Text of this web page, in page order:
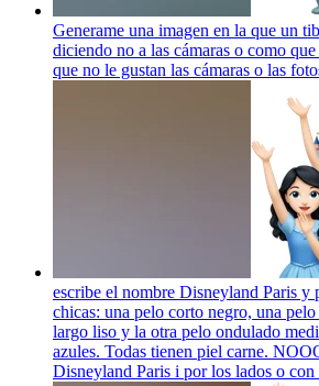
Generame una imagen en la que un
diciendo no a las cámaras o como
que no le gustan las cámaras o las
escribe el nombre Disneyland Paris y
chicas: una pelo corto negro, una
largo liso y la otra pelo ondulado
azules. Todas tienen piel carne.
Disneyland Paris i por los lados o con